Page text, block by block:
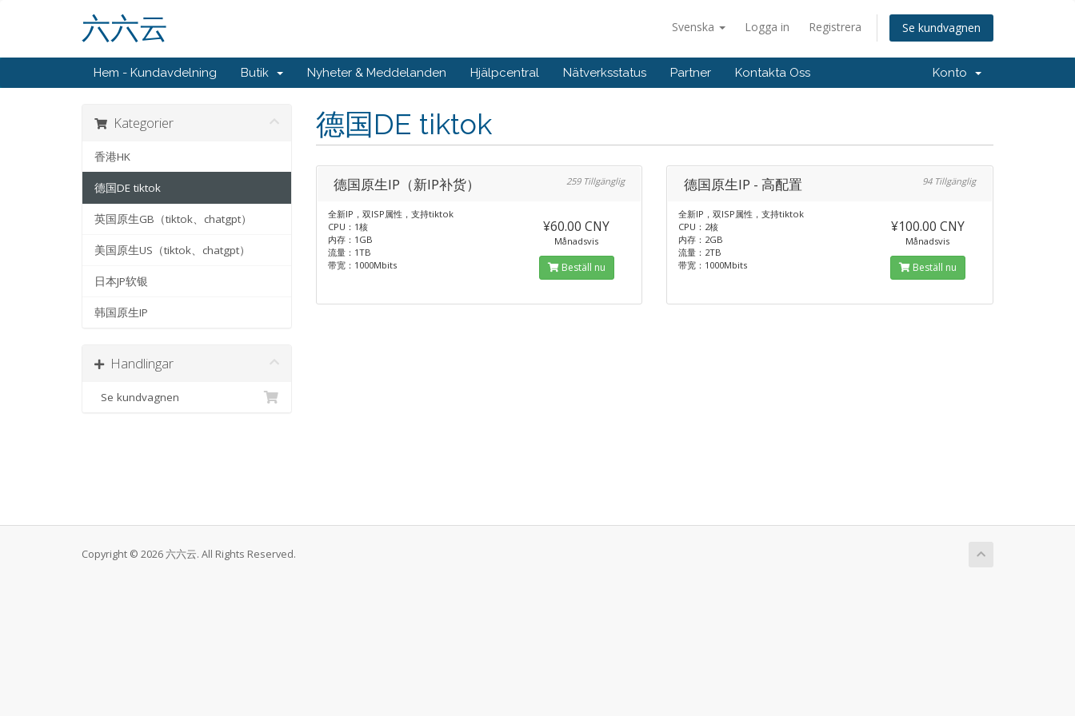
Svenska Logga in Registrera Se kundvagnen
六六云
Hem - Kundavdelning Butik Nyheter & Meddelanden Hjälpcentral Nätverksstatus Partner Kontakta Oss Konto
德国DE tiktok
Kategorier
香港HK
德国DE tiktok
英国原生GB（tiktok、chatgpt）
美国原生US（tiktok、chatgpt）
日本JP软银
韩国原生IP
Handlingar
Se kundvagnen
德国原生IP（新IP补货） 259 Tillgänglig
全新IP，双ISP属性，支持tiktok
CPU：1核
内存：1GB
流量：1TB
带宽：1000Mbits
¥60.00 CNY
Månadsvis
Beställ nu
德国原生IP - 高配置 94 Tillgänglig
全新IP，双ISP属性，支持tiktok
CPU：2核
内存：2GB
流量：2TB
带宽：1000Mbits
¥100.00 CNY
Månadsvis
Beställ nu
Copyright © 2026 六六云. All Rights Reserved.